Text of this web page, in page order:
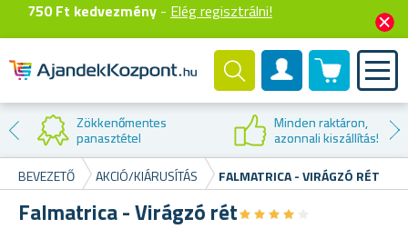
750 Ft kedvezmény - Elég regisztrálni!
Felhasználók fiók
0 termék
első
BEVEZETŐ AKCIÓ/KIÁRUSÍTÁS FALMATRICA - VIRÁGZÓ RÉT
Falmatrica - Virágzó rét★★★★
★★★★